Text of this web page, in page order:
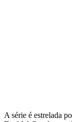
A série é estrelada